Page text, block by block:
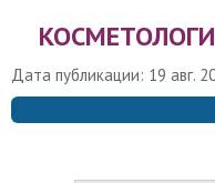
Дата публикации: 19 авг.